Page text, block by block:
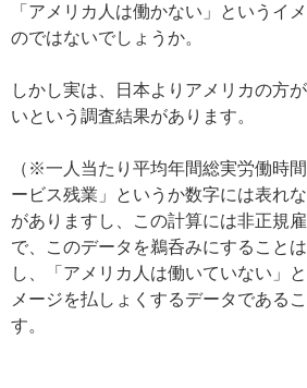
「アメリカ人は働かない」というイ
のではないでしょうか。
しかし実は、日本よりアメリカの方
いという調査結果があります。
（※一人当たり平均年間総実労働時
ービス残業」というか数字には表れ
がありますし、この計算には非正規
で、このデータを鵜呑みにすること
し、「アメリカ人は働いていない」
メージを払しょくするデータである
す。